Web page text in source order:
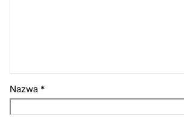
Nazwa *